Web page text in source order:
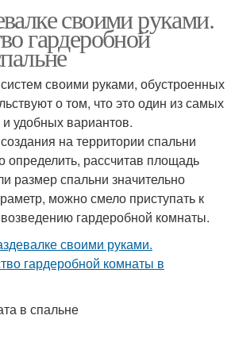
своими руками.
гардеробной
своими руками, обустроенных
о том, что это один из самых
удобных вариантов.
на территории спальни
определить, рассчитав площадь
размер спальни значительно
можно смело приступать к
гардеробной комнаты.
в спальне